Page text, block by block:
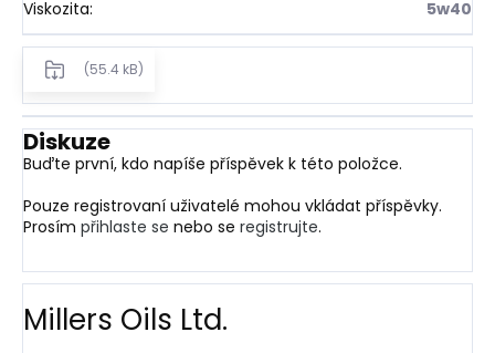
Viskozita: 5w40
(55.4 kB)
Diskuze
Buďte první, kdo napíše příspěvek k této položce.
Pouze registrovaní uživatelé mohou vkládat příspěvky.
Prosím přihlaste se nebo se registrujte.
Millers Oils Ltd.